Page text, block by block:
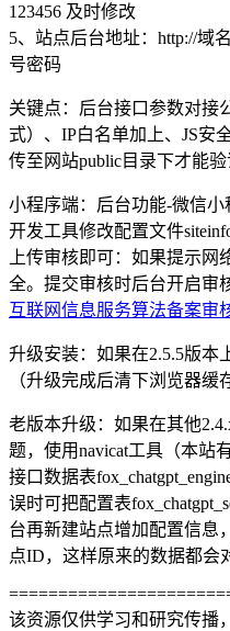
123456 及时修改
5、站点后台地址：http://域
号密码
关键点：后台接口参数对接
式）、IP白名单加上、JS安
传至网站public目录下才能验
小程序端：后台功能-微信
开发工具修改配置文件
上传审核即可：如果提示网
全。提交审核时后台开启审
互联网信息服务算法备案审
升级安装：如果在2.5.5版本
（升级完成后清下浏览器缓
老版本升级：如果在其他
题，使用navicat工具（本站
接口数据表
误时可把配置表
台再新建站点增加配置信息
点ID，这样原来的数据都会
该资源仅供学习和研究传播